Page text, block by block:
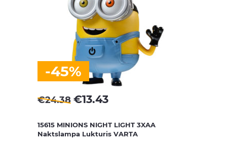
-45%
€24.38 €13.43
15615 MINIONS NIGHT LIGHT 3XAA
Naktslampa Lukturis VARTA